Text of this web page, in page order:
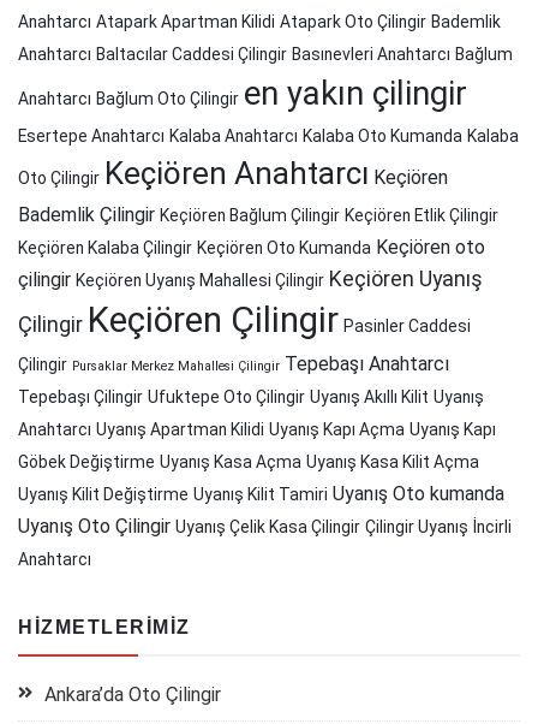
Anahtarcı Atapark Apartman Kilidi Atapark Oto Çilingir Bademlik
Anahtarcı Baltacılar Caddesi Çilingir Basınevleri Anahtarcı Bağlum
Anahtarcı Bağlum Oto Çilingir en yakın çilingir
Esertepe Anahtarcı Kalaba Anahtarcı Kalaba Oto Kumanda Kalaba
Oto Çilingir Keçiören Anahtarcı Keçiören
Bademlik Çilingir Keçiören Bağlum Çilingir Keçiören Etlik Çilingir
Keçiören Kalaba Çilingir Keçiören Oto Kumanda Keçiören oto
çilingir Keçiören Uyanış Mahallesi Çilingir Keçiören Uyanış
Çilingir Keçiören Çilingir Pasinler Caddesi
Çilingir Pursaklar Merkez Mahallesi Çilingir Tepebaşı Anahtarcı
Tepebaşı Çilingir Ufuktepe Oto Çilingir Uyanış Akıllı Kilit Uyanış
Anahtarcı Uyanış Apartman Kilidi Uyanış Kapı Açma Uyanış Kapı
Göbek Değiştirme Uyanış Kasa Açma Uyanış Kasa Kilit Açma
Uyanış Kilit Değiştirme Uyanış Kilit Tamiri Uyanış Oto kumanda
Uyanış Oto Çilingir Uyanış Çelik Kasa Çilingir Çilingir Uyanış İncirli
Anahtarcı
HIZMETLERIMIZ
Ankara’da Oto Çilingir